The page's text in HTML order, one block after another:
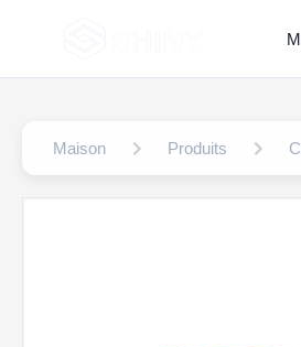
Maison Produits